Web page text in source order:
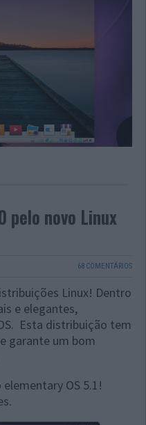
pelo novo Linux
68 COMENTÁRIOS
Linux! Dentro
e elegantes,
Esta distribuição tem
garante um bom
OS 5.1!